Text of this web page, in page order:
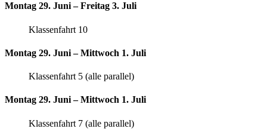
Montag 29. Juni – Freitag 3. Juli
Klassenfahrt 10
Montag 29. Juni – Mittwoch 1. Juli
Klassenfahrt 5 (alle parallel)
Montag 29. Juni – Mittwoch 1. Juli
Klassenfahrt 7 (alle parallel)